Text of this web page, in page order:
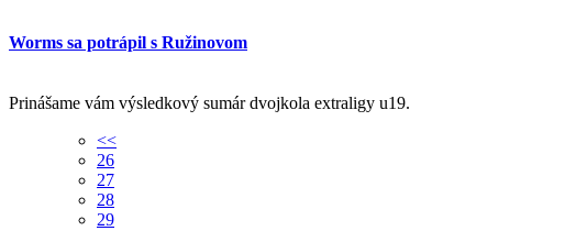
Worms sa potrápil s Ružinovom
Prinášame vám výsledkový sumár dvojkola extraligy u19.
<<
26
27
28
29